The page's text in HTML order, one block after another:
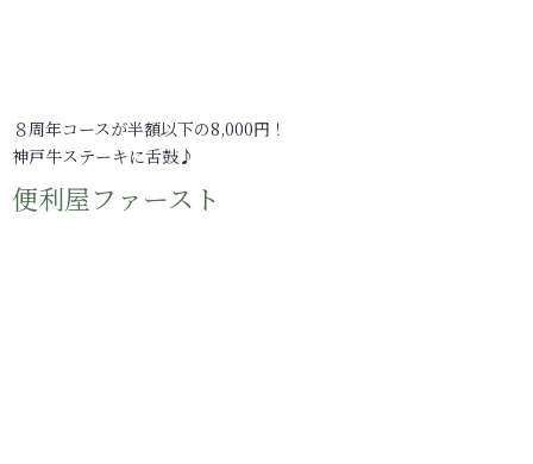
８周年コースが半額以下の8,000円！
神戸牛ステーキに舌鼓♪
便利屋ファースト